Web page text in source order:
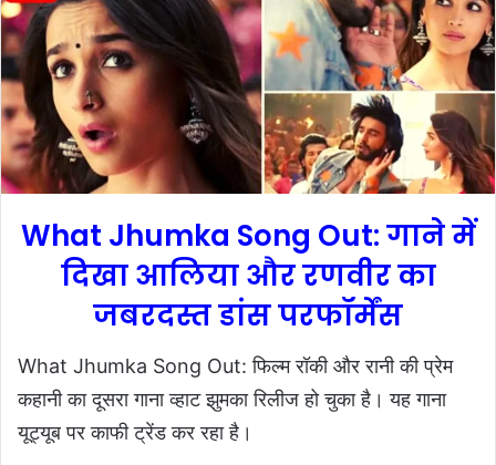
l
What Jhumka Song Out:गाने में
दिखा आलिया और रणवीर का
जबरदस्त डांसपरफॉर्मेंस
What Jhumka Song Out: फिल्म रॉकी और रानी की प्रेम
कहानी का दूसरा गाना व्हाट झुमका रिलीज हो चुका है। यह गाना
यूट्यूब पर काफी ट्रेंड कर रहा है।